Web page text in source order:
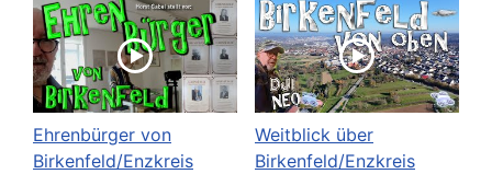
Ehrenbürger von
Birkenfeld/Enzkreis
Weitblick über
Birkenfeld/Enzkreis